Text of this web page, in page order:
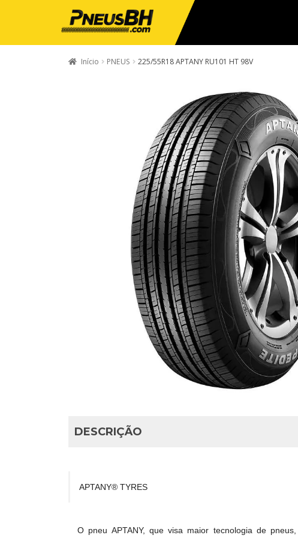
Início PNEUS 225/55R18 APTANY RU101 HT 98V
DESCRIÇÃO
APTANY® TYRES
O pneu APTANY, que visa maior tecnologia de